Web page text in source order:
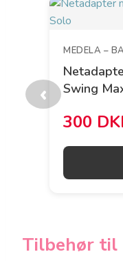
‹
MEDELA –
Swing
300
Tilbehør til